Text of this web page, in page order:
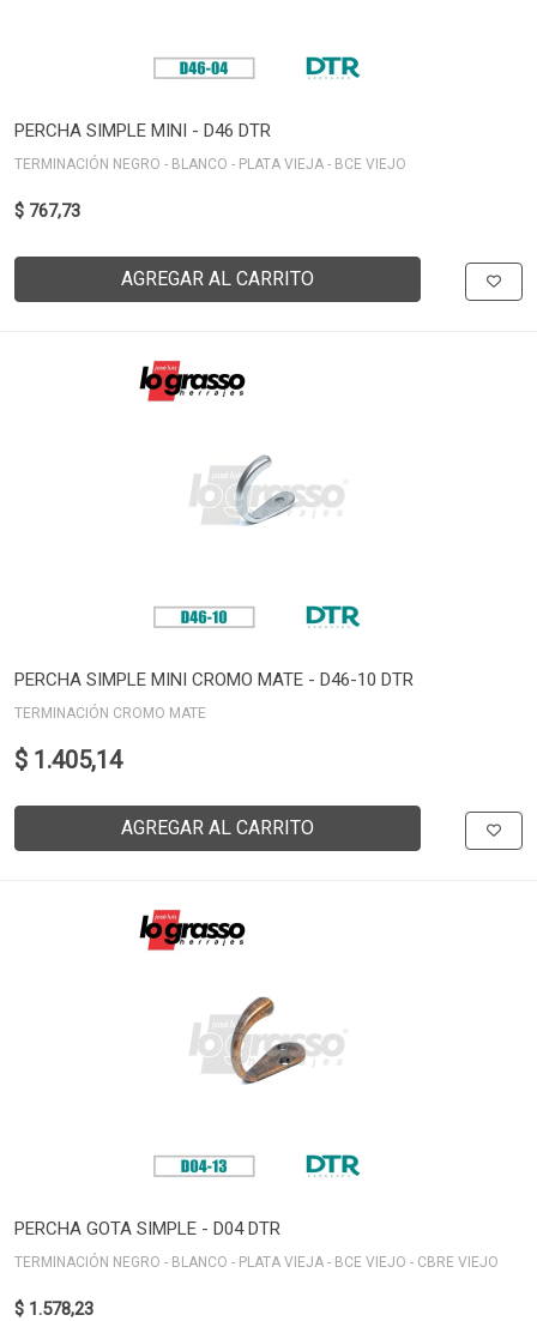
PERCHA SIMPLE MINI - D46 DTR
TERMINACIÓN NEGRO - BLANCO - PLATA VIEJA - BCE VIEJO
$ 767,73
AGREGAR AL CARRITO
PERCHA SIMPLE MINI CROMO MATE - D46-10 DTR
TERMINACIÓN CROMO MATE
$ 1.405,14
AGREGAR AL CARRITO
PERCHA GOTA SIMPLE - D04 DTR
TERMINACIÓN NEGRO - BLANCO - PLATA VIEJA - BCE VIEJO - CBRE VIEJO
$ 1.578,23